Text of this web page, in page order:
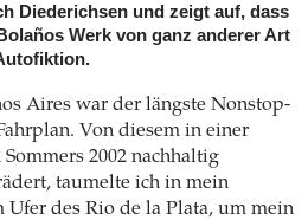
Diederichsen und zeigt auf, dass
Werk von ganz anderer Art
Aires war der längste Nonstop-
Von diesem in einer
2002 nachhaltig
taumelte ich in mein
des Rio de la Plata, um mein